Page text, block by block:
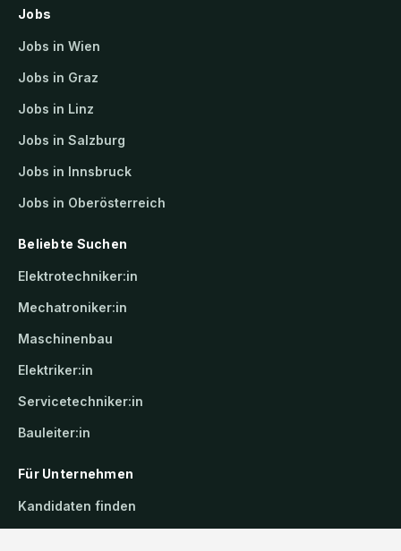
Jobs
Jobs in Wien
Jobs in Graz
Jobs in Linz
Jobs in Salzburg
Jobs in Innsbruck
Jobs in Oberösterreich
Beliebte Suchen
Elektrotechniker:in
Mechatroniker:in
Maschinenbau
Elektriker:in
Servicetechniker:in
Bauleiter:in
Für Unternehmen
Kandidaten finden